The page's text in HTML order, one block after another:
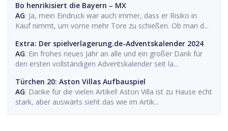
Bo henrikisiert die Bayern – MX
AG: Ja, mein Eindruck war auch immer, dass er Risiko in
Kauf nimmt, um vorne mehr Tore zu schießen. Ob man d...
Extra: Der spielverlagerung.de-Adventskalender 2024
AG: Ein frohes neues Jahr an alle und ein großer Dank für
den ersten vollständigen Adventskalender seit la...
Türchen 20: Aston Villas Aufbauspiel
AG: Danke für die vielen Artikel! Aston Villa ist zu Hause echt
stark, aber auswärts sieht das wie im Artik...